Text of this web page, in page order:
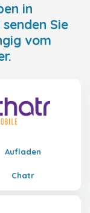
in
Sie
vom
Aufladen
Chatr